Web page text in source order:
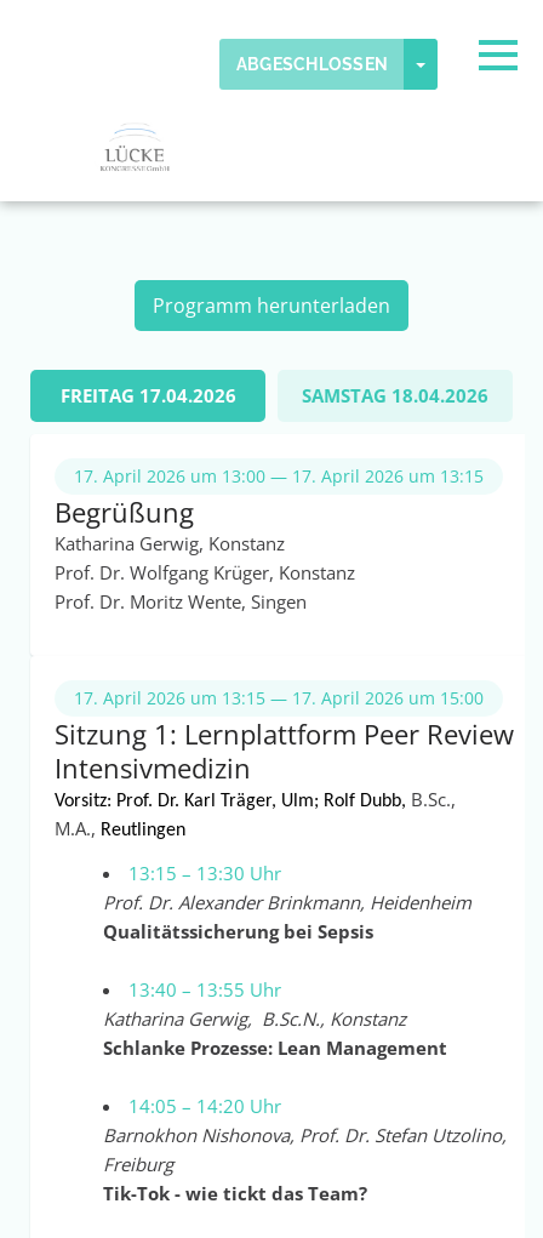
ABGESCHLOSSEN TOGGLE
eventmobi
Programm herunterladen
FREITAG 17.04.2026 SAMSTAG 18.04.2026
17. April 2026 um 13:00 — 17. April 2026 um 13:15
Begrüßung
Katharina Gerwig, Konstanz
Prof. Dr. Wolfgang Krüger, Konstanz
Prof. Dr. Moritz Wente, Singen
17. April 2026 um 13:15 — 17. April 2026 um 15:00
Sitzung 1: Lernplattform Peer Review
Intensivmedizin
Vorsitz: Prof. Dr. Karl Träger, Ulm; Rolf Dubb, B.Sc.,
M.A., Reutlingen
13:15 – 13:30 Uhr
Prof. Dr. Alexander Brinkmann, Heidenheim
Qualitätssicherung bei Sepsis
13:40 – 13:55 Uhr
Katharina Gerwig, B.Sc.N., Konstanz
Schlanke Prozesse: Lean Management
14:05 – 14:20 Uhr
Barnokhon Nishonova, Prof. Dr. Stefan Utzolino,
Freiburg
Tik-Tok - wie tickt das Team?